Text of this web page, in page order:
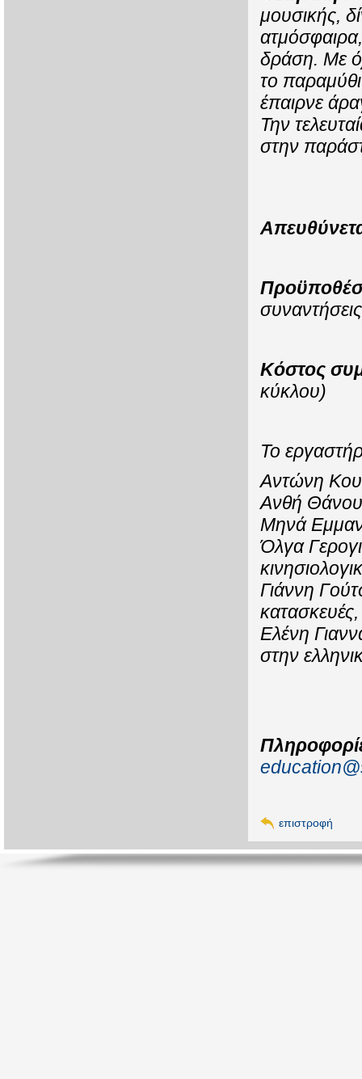
μουσικής,
δράση. Με
το
έπαιρνε
Την
στην
Κόστος
κύκλου)
Το
Αντώνη
Ανθή
Μηνά
Όλγα
Γιάννη
Ελένη
στην
επιστροφή